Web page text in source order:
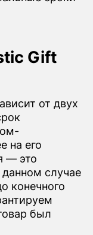
Gift
от двух
на его
— это
данном случае
конечного
был